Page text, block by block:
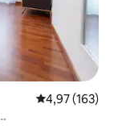
Classificação
4,97 (163)